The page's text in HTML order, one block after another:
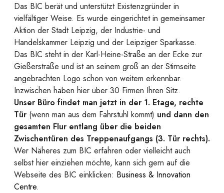
Das BIC berät und unterstützt Existenzgründer in
vielfältiger Weise. Es wurde eingerichtet in gemeinsamer
Aktion der Stadt Leipzig, der Industrie- und
Handelskammer Leipzig und der Leipziger Sparkasse.
Das BIC steht in der Karl-Heine-Straße an der Ecke zur
Gießerstraße und ist an seinem groß an der Stirnseite
angebrachten Logo schon von weitem erkennbar.
Inzwischen haben hier über 30 Firmen Ihren Sitz.
Unser Büro findet man jetzt in der 1. Etage, rechte
Tür (wenn man aus dem Fahrstuhl kommt) und dann den
gesamten Flur entlang über die beiden
Zwischentüren des Treppenaufgangs (3. Tür rechts).
Wer Näheres zum BIC erfahren oder vielleicht auch
selbst hier einziehen möchte, kann sich gern auf die
Webseite des BIC einklicken: Business & Innovation
Centre.